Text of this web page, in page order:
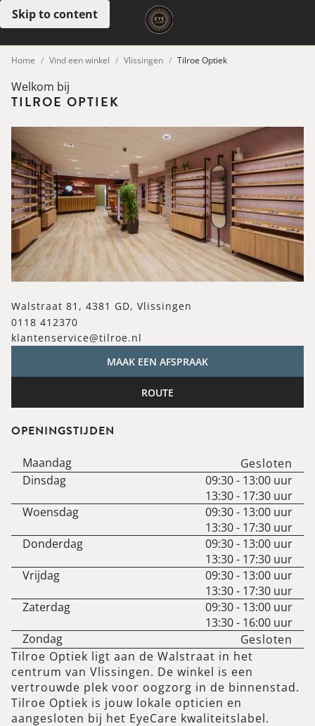
Skip to content
Open menu
Home Vind een winkel Vlissingen Tilroe Optiek
Welkom bij
TILROE OPTIEK
Walstraat 81, 4381 GD, Vlissingen
0118 412370
klantenservice@tilroe.nl
MAAK EEN AFSPRAAK
ROUTE
OPENINGSTIJDEN
Maandag
Gesloten
Dinsdag
09:30- 13:00 uur
13:30- 17:30 uur
Woensdag
09:30- 13:00 uur
13:30- 17:30 uur
Donderdag
09:30- 13:00 uur
13:30- 17:30 uur
Vrijdag
09:30- 13:00 uur
13:30- 17:30 uur
Zaterdag
09:30- 13:00 uur
13:30- 16:00 uur
Zondag
Gesloten
Tilroe Optiek ligt aan de Walstraat in het
centrum van Vlissingen. De winkel is een
vertrouwde plek voor oogzorg in de binnenstad.
Tilroe Optiek is jouw lokale opticien en
aangesloten bij het EyeCare kwaliteitslabel.